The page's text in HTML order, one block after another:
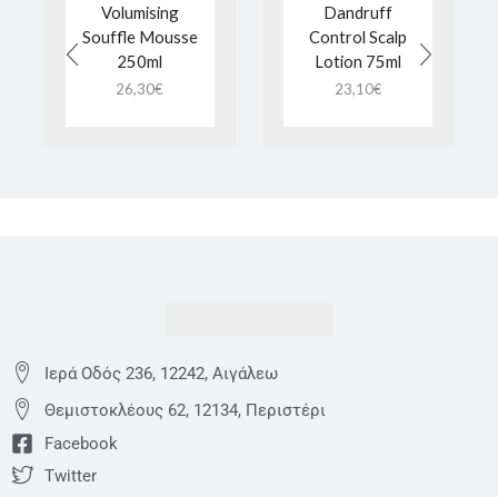
Volumising
Souffle Mousse
250ml
26,30€
Dandruff
Control Scalp
Lotion 75ml
23,10€
Ιερά Οδός 236, 12242, Αιγάλεω
Θεμιστoκλέους 62, 12134, Περιστέρι
Facebook
Twitter